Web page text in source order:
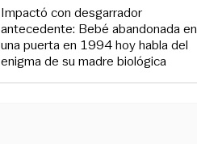
Impactó con desgarrador
antecedente: Bebé abandonada en
una puerta en 1994 hoy habla del
enigma de su madre biológica